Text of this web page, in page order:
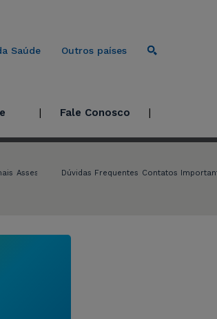
Saúde Outros países
Assessoria de Imprensa
Fale Conosco
Dúvidas Frequentes Contatos